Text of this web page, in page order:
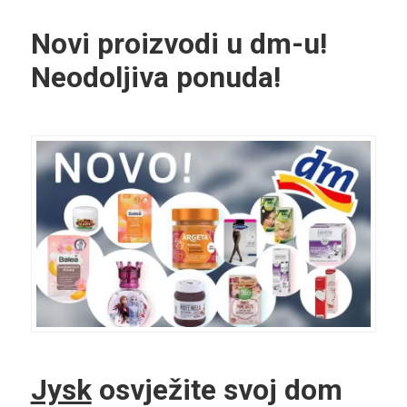
Novi proizvodi u dm-u!
Neodoljiva ponuda!
Jyskosvježite svoj dom